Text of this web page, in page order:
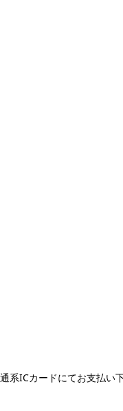
系ICカードにてお支払い下